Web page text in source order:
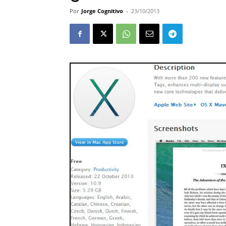
Por Jorge Cognitivo - 23/10/2013